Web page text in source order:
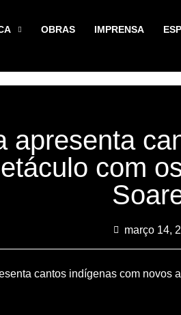
OBRAS IMPRENSA
apresenta
com
março 14,
cantos indígenas com novos